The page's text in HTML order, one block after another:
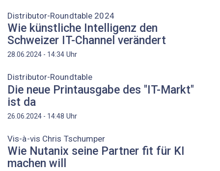
Distributor-Roundtable 2024
Wie künstliche Intelligenz den
Schweizer IT-Channel verändert
28.06.2024 - 14:34 Uhr
Distributor-Roundtable
Die neue Printausgabe des "IT-Markt"
ist da
26.06.2024 - 14:48 Uhr
Vis-à-vis Chris Tschumper
Wie Nutanix seine Partner fit für KI
machen will